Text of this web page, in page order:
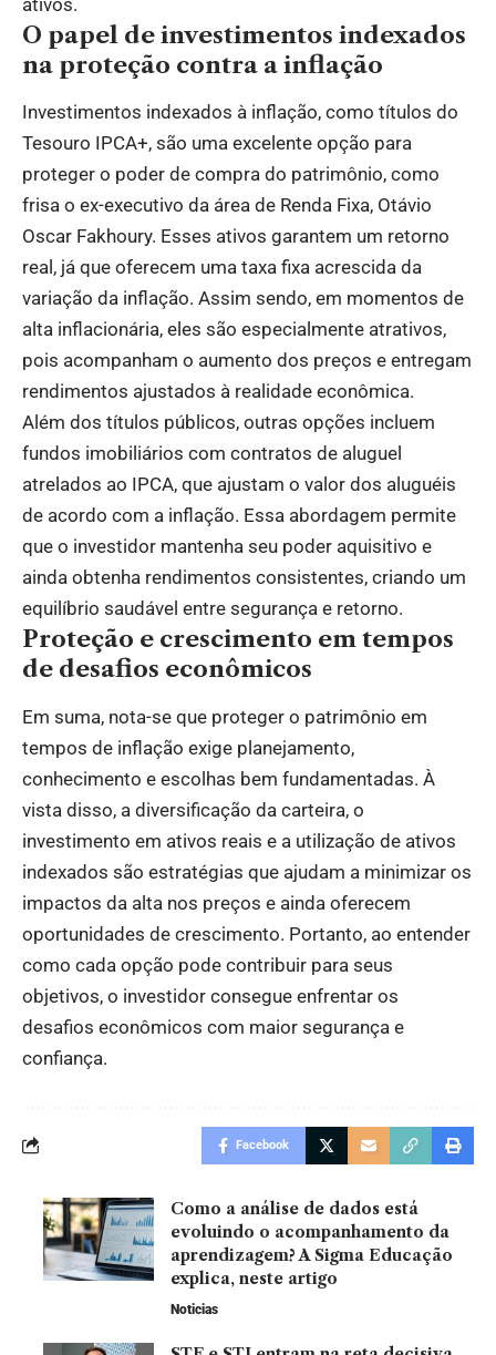
ativos.
O papel de investimentos indexados
na proteção contra a inflação
Investimentos indexados à inflação, como títulos do
Tesouro IPCA+, são uma excelente opção para
proteger o poder de compra do patrimônio, como
frisa o ex-executivo da área de Renda Fixa, Otávio
Oscar Fakhoury. Esses ativos garantem um retorno
real, já que oferecem uma taxa fixa acrescida da
variação da inflação. Assim sendo, em momentos de
alta inflacionária, eles são especialmente atrativos,
pois acompanham o aumento dos preços e entregam
rendimentos ajustados à realidade econômica.
Além dos títulos públicos, outras opções incluem
fundos imobiliários com contratos de aluguel
atrelados ao IPCA, que ajustam o valor dos aluguéis
de acordo com a inflação. Essa abordagem permite
que o investidor mantenha seu poder aquisitivo e
ainda obtenha rendimentos consistentes, criando um
equilíbrio saudável entre segurança e retorno.
Proteção e crescimento em tempos
de desafios econômicos
Em suma, nota-se que proteger o patrimônio em
tempos de inflação exige planejamento,
conhecimento e escolhas bem fundamentadas. À
vista disso, a diversificação da carteira, o
investimento em ativos reais e a utilização de ativos
indexados são estratégias que ajudam a minimizar os
impactos da alta nos preços e ainda oferecem
oportunidades de crescimento. Portanto, ao entender
como cada opção pode contribuir para seus
objetivos, o investidor consegue enfrentar os
desafios econômicos com maior segurança e
confiança.
Facebook
Como a análise de dados está
evoluindo o acompanhamento da
aprendizagem? A Sigma Educação
explica, neste artigo
Noticias